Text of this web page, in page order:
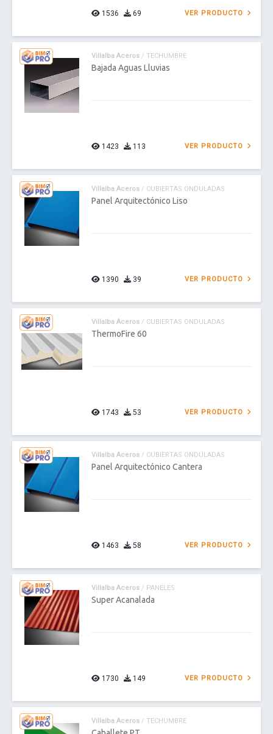
1536 69 VER PRODUCTO
Villalba Aceros / TECHUMBRE
Bajada Aguas Lluvias
1423 113 VER PRODUCTO
Villalba Aceros / CUBIERTAS ONDULADAS
Panel Arquitectónico Liso
1390 39 VER PRODUCTO
Villalba Aceros / CUBIERTAS ONDULADAS
ThermoFire 60
1743 53 VER PRODUCTO
Villalba Aceros / CUBIERTAS ONDULADAS
Panel Arquitectónico Cantera
1463 58 VER PRODUCTO
Villalba Aceros / PANELES
Super Acanalada
1730 149 VER PRODUCTO
Villalba Aceros / TECHUMBRE